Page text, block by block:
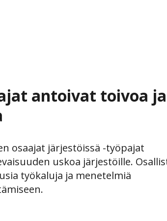
antoivat toivoa ja
osaajat järjestöissä -työpajat
uskoa järjestöille.
työkaluja ja menetelmiä